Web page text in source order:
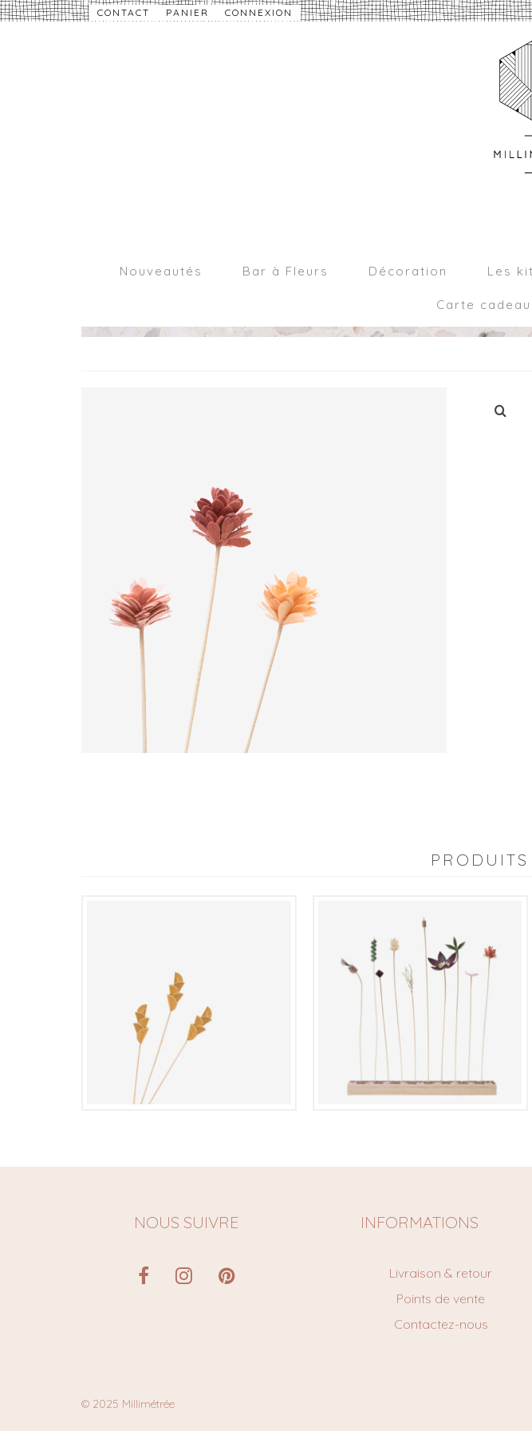
CONTACT PANIER CONNEXION
Nouveautés Bar à Fleurs Décoration Les
Carte cadeau
€
NOUS SUIVRE INFORMATIONS
Livraison & retour
Points de vente
Contactez-nous
© 2025 Millimétrée